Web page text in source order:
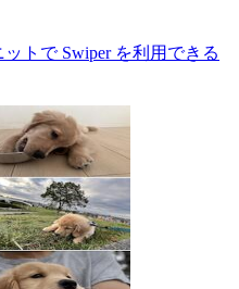
トで Swiper を利用できる